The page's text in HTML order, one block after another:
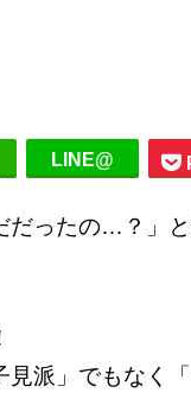
LINE@
だったの…？」
派」でもなく